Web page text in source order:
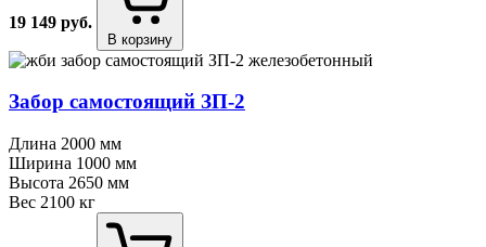
19 149 руб.
В корзину
Забор самостоящий ЗП⁠-⁠2
Длина 2000 мм
Ширина 1000 мм
Высота 2650 мм
Вес 2100 кг